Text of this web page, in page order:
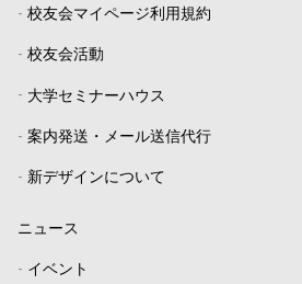
- 校友会マイページ利用規約
- 校友会活動
- 大学セミナーハウス
- 案内発送・メール送信代行
- 新デザインについて
ニュース
- イベント